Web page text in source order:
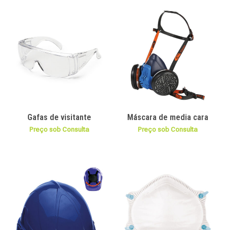
Gafas de visitante
Preço sob Consulta
Máscara de media cara
Preço sob Consulta